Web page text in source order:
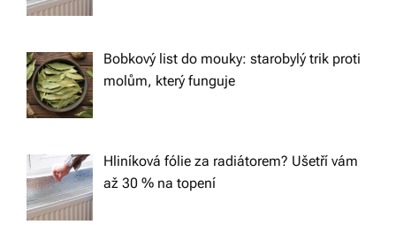
g
a
i
o
Bobkový list do mouky: starobylý trik proti
molům, který funguje
Hliníková fólie za radiátorem? Ušetří vám
až 30 % na topení